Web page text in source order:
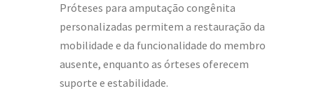
Próteses para amputação congênita
personalizadas permitem a restauração da
mobilidade e da funcionalidade do membro
ausente, enquanto as órteses oferecem
suporte e estabilidade.